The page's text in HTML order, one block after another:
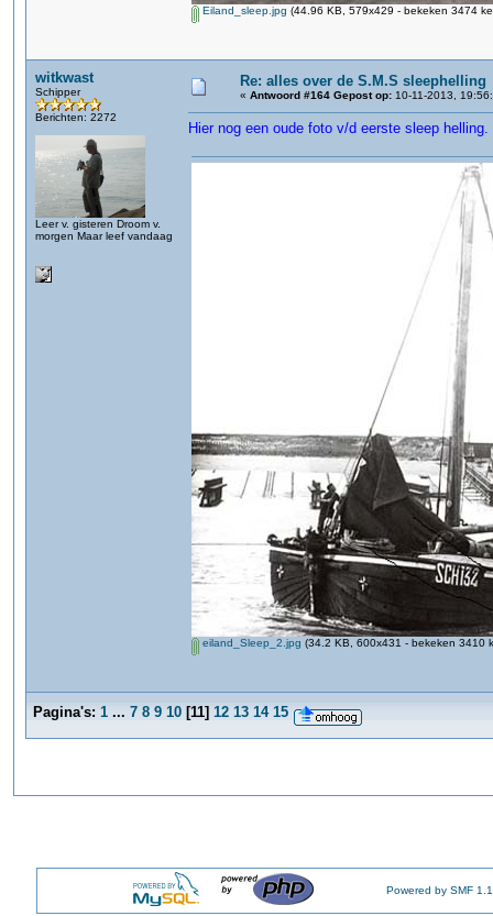
Eiland_sleep.jpg (44.96 KB, 579x429 - bekeken 3474
witkwast
Schipper
Berichten: 2272
Leer v. gisteren Droom v.
morgen Maar leef vandaag
Re: alles over de S.M.S sleephelling
« Antwoord #164 Gepost op: 10-11-2013,
Hier nog een oude foto v/d eerste sleep
eiland_Sleep_2.jpg (34.2 KB, 600x431 - bekeken 3410
Pagina's: 1 ... 7 8 9 10 [11] 12 13 14 15
Powered by SMF